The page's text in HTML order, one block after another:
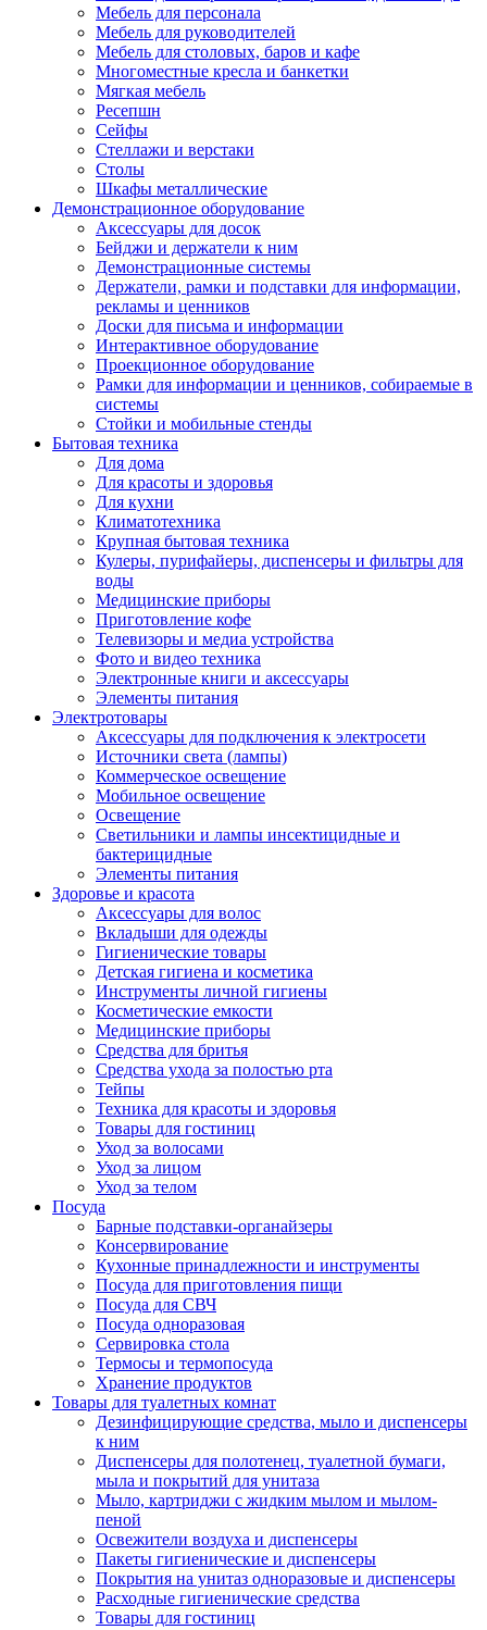
Мебель для персонала
Мебель для руководителей
Мебель для столовых, баров и кафе
Многоместные кресла и банкетки
Мягкая мебель
Ресепшн
Сейфы
Стеллажи и верстаки
Столы
Шкафы металлические
Демонстрационное оборудование
Аксессуары для досок
Бейджи и держатели к ним
Демонстрационные системы
Держатели, рамки и подставки для информации,
рекламы и ценников
Доски для письма и информации
Интерактивное оборудование
Проекционное оборудование
Рамки для информации и ценников, собираемые в
системы
Стойки и мобильные стенды
Бытовая техника
Для дома
Для красоты и здоровья
Для кухни
Климатотехника
Крупная бытовая техника
Кулеры, пурифайеры, диспенсеры и фильтры для
воды
Медицинские приборы
Приготовление кофе
Телевизоры и медиа устройства
Фото и видео техника
Электронные книги и аксессуары
Элементы питания
Электротовары
Аксессуары для подключения к электросети
Источники света (лампы)
Коммерческое освещение
Мобильное освещение
Освещение
Светильники и лампы инсектицидные и
бактерицидные
Элементы питания
Здоровье и красота
Аксессуары для волос
Вкладыши для одежды
Гигиенические товары
Детская гигиена и косметика
Инструменты личной гигиены
Косметические емкости
Медицинские приборы
Средства для бритья
Средства ухода за полостью рта
Тейпы
Техника для красоты и здоровья
Товары для гостиниц
Уход за волосами
Уход за лицом
Уход за телом
Посуда
Барные подставки-органайзеры
Консервирование
Кухонные принадлежности и инструменты
Посуда для приготовления пищи
Посуда для СВЧ
Посуда одноразовая
Сервировка стола
Термосы и термопосуда
Хранение продуктов
Товары для туалетных комнат
Дезинфицирующие средства, мыло и диспенсеры
к ним
Диспенсеры для полотенец, туалетной бумаги,
мыла и покрытий для унитаза
Мыло, картриджи с жидким мылом и мылом-
пеной
Освежители воздуха и диспенсеры
Пакеты гигиенические и диспенсеры
Покрытия на унитаз одноразовые и диспенсеры
Расходные гигиенические средства
Товары для гостиниц